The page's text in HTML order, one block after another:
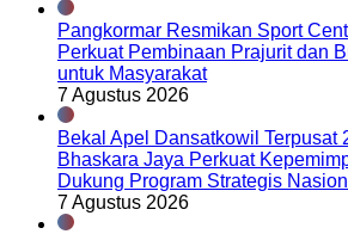
Pangkormar Resmikan Sport
Perkuat Pembinaan Prajurit dan
untuk Masyarakat
7 Agustus 2026
Bekal Apel Dansatkowil Terpusat
Bhaskara Jaya Perkuat
Dukung Program Strategis
7 Agustus 2026